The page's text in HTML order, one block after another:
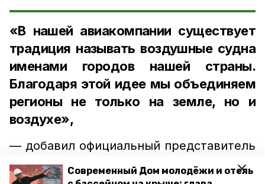
Современный Дом молодёжи и отель
«В нашей авиакомпании существует
традиция называть воздушные судна
именами городов нашей страны.
Благодаря этой идее мы объединяем
регионы не только на земле, но и
воздухе»,
— добавил официальный представитель
авиакомпании «Россия» Сергей
Стариков.